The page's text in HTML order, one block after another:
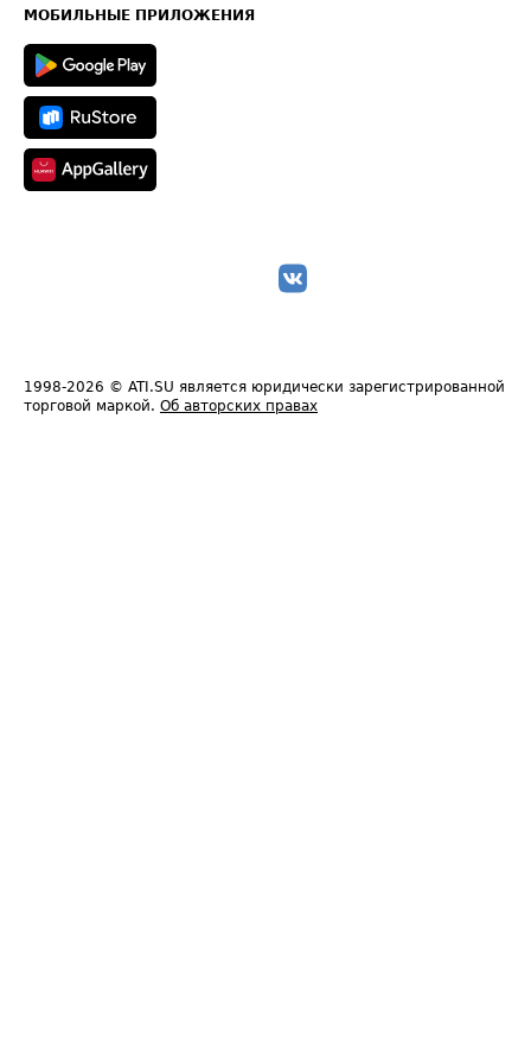
Техническая информация
МОБИЛЬНЫЕ ПРИЛОЖЕНИЯ
1998-2026 © ATI.SU является юридически зарегистрированной
торговой маркой. Об авторских правах